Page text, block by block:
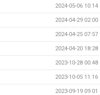
2024-05-06 10:14
2024-04-29 02:00
2024-04-25 07:57
2024-04-20 18:28
2023-10-28 00:48
2023-10-05 11:16
2023-09-19 09:01